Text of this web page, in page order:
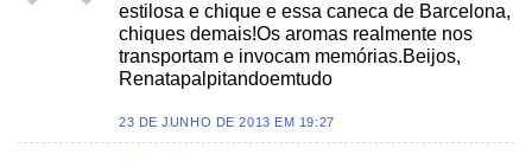
estilosa e chique e essa caneca de Barcelona,
chiques demais!Os aromas realmente nos
transportam e invocam memórias.Beijos,
Renatapalpitandoemtudo
23 DE JUNHO DE 2013 EM 19:27